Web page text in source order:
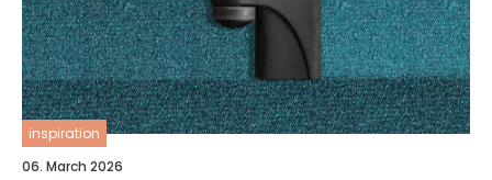
inspiration
06. March 2026